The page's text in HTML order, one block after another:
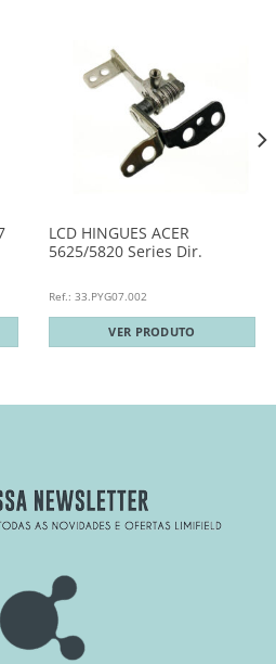
LCD HINGUES ACER
5625/5820 Series Dir.
Ref.: 33.PYG07.002
VER PRODUTO